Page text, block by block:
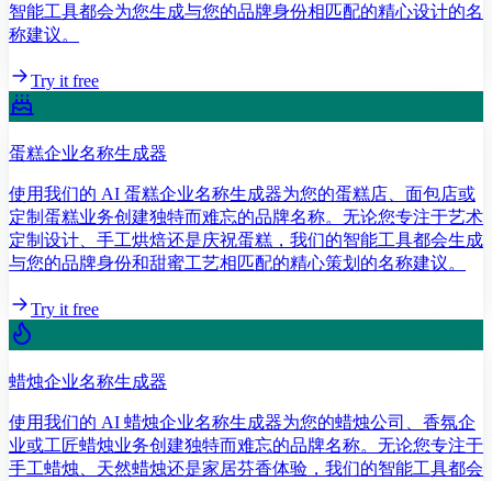
智能工具都会为您生成与您的品牌身份相匹配的精心设计的名
称建议。
Try it free
蛋糕企业名称生成器
使用我们的 AI 蛋糕企业名称生成器为您的蛋糕店、面包店或
定制蛋糕业务创建独特而难忘的品牌名称。无论您专注于艺术
定制设计、手工烘焙还是庆祝蛋糕，我们的智能工具都会生成
与您的品牌身份和甜蜜工艺相匹配的精心策划的名称建议。
Try it free
蜡烛企业名称生成器
使用我们的 AI 蜡烛企业名称生成器为您的蜡烛公司、香氛企
业或工匠蜡烛业务创建独特而难忘的品牌名称。无论您专注于
手工蜡烛、天然蜡烛还是家居芬香体验，我们的智能工具都会